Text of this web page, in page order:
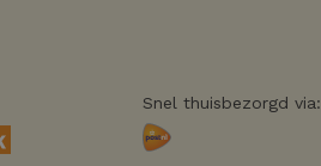
Snel thuisbezorgd via: